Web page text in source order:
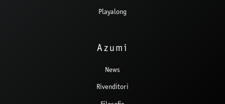
Playalong
Azumi
News
Rivenditori